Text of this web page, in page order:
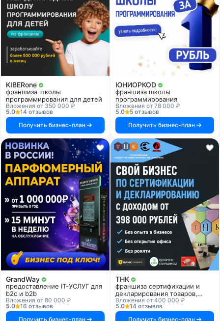
KIBERone
франшиза школы
программирования для детей
Вложения от 350 000 ₽
5.0
14 отзывов
Получить бизнес-план
ЮНИОРКОD
франшиза школы
программирования
Вложения от 78 000 ₽
5.0
5 отзывов
Получить бизнес-план
GrandWay
предоставление IT-УСЛУГ для
b2c и b2b
Вложения от 80 000 ₽
5.0
16 отзывов
Получить бизнес-план
ТНК
франшиза сертификации и
декларирования товаров,
продукции и услуг
Вложения от 400 000 ₽
5.0
14 отзывов
Получить бизнес-план